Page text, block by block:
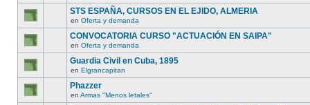
STS ESPAÑA, CURSOS EN EL EJIDO, ALMERIA
en Oferta y demanda
CONVOCATORIA CURSO "ACTUACIÓN EN SAIPA"
en Oferta y demanda
Guardia Civil en Cuba, 1895
en Elgrancapitan
Phazzer
en Armas "Menos letales"